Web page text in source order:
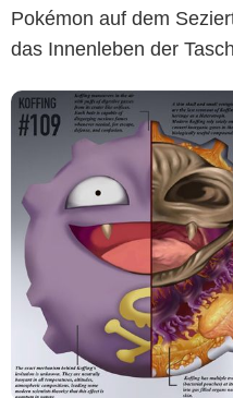
Pokémon auf dem
das Innenleben der